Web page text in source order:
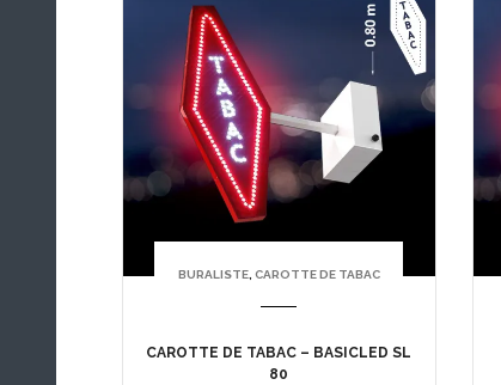
BURALISTE, CAROTTE DE TABAC
CAROTTE DE TABAC – BASICLED SL
80